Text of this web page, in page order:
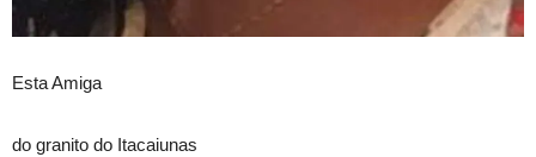
Esta Amiga
do granito do Itacaiunas